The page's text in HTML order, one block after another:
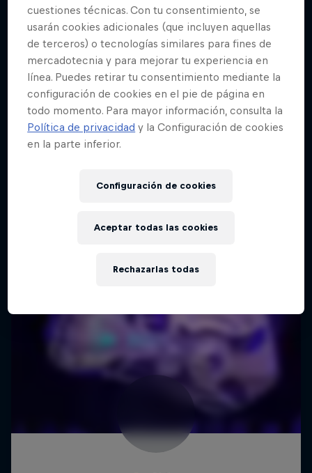
cuestiones técnicas. Con tu consentimiento, se
usarán cookies adicionales (que incluyen aquellas
de terceros) o tecnologías similares para fines de
mercadotecnia y para mejorar tu experiencia en
línea. Puedes retirar tu consentimiento mediante la
configuración de cookies en el pie de página en
todo momento. Para mayor información, consulta la
Política de privacidad y la Configuración de cookies
en la parte inferior.
Configuración de cookies
Rechazarlas todas
Aceptar todas las cookies